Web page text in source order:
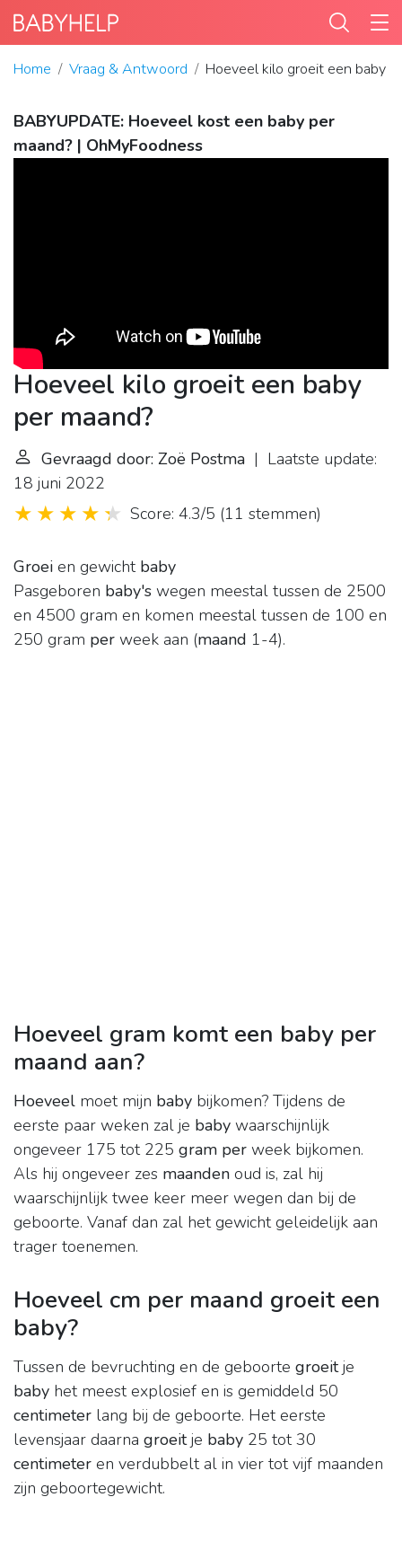
Home Vraag & Antwoord Hoeveel kilo groeit een baby
BABYUPDATE: Hoeveel kost een baby per
maand? | OhMyFoodness
Hoeveel kilo groeit een baby
per maand?
Gevraagd door: Zoë Postma | Laatste update:
18 juni 2022
Score: 4.3/5 (11 stemmen)
Groei en gewicht baby
Pasgeboren baby's wegen meestal tussen de 2500
en 4500 gram en komen meestal tussen de 100 en
250 gram per week aan (maand 1-4).
Hoeveel gram komt een baby per
maand aan?
Hoeveel moet mijn baby bijkomen? Tijdens de
eerste paar weken zal je baby waarschijnlijk
ongeveer 175 tot 225 gram per week bijkomen.
Als hij ongeveer zes maanden oud is, zal hij
waarschijnlijk twee keer meer wegen dan bij de
geboorte. Vanaf dan zal het gewicht geleidelijk aan
trager toenemen.
Hoeveel cm per maand groeit een
baby?
Tussen de bevruchting en de geboorte groeitje
baby het meest explosief en is gemiddeld 50
centimeter lang bij de geboorte. Het eerste
levensjaar daarna groeitje baby 25 tot 30
centimeter en verdubbelt al in vier tot vijf maanden
zijn geboortegewicht.